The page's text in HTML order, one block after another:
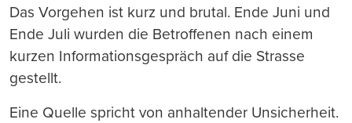
Das Vorgehen ist kurz und brutal. Ende Juni und
Ende Juli wurden die Betroffenen nach einem
kurzen Informationsgespräch auf die Strasse
gestellt.
Eine Quelle spricht von anhaltender Unsicherheit.